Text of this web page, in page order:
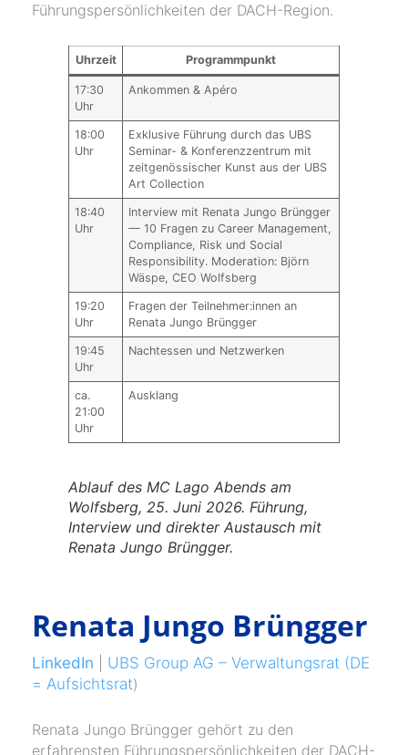
Führungspersönlichkeiten der DACH-Region.
Uhrzeit Programmpunkt
17:30
Uhr
Ankommen & Apéro
18:00
Uhr
Exklusive Führung durch das UBS
Seminar- & Konferenzzentrum mit
zeitgenössischer Kunst aus der UBS
Art Collection
18:40
Uhr
Interview mit Renata Jungo Brüngger
— 10 Fragen zu Career Management,
Compliance, Risk und Social
Responsibility. Moderation: Björn
Wäspe, CEO Wolfsberg
19:20
Uhr
Fragen der Teilnehmer:innen an
Renata Jungo Brüngger
19:45
Uhr
Nachtessen und Netzwerken
ca.
21:00
Uhr
Ausklang
Ablauf des MC Lago Abends am
Wolfsberg, 25. Juni 2026. Führung,
Interview und direkter Austausch mit
Renata Jungo Brüngger.
Renata Jungo Brüngger
LinkedIn
UBS Group AG – Verwaltungsrat (DE
= Aufsichtsrat)
Renata Jungo Brüngger gehört zu den
erfahrensten Führungspersönlichkeiten der DACH-